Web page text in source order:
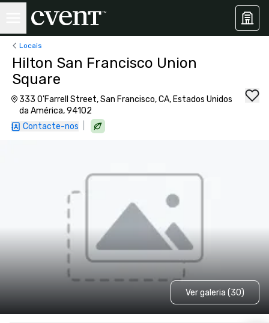
Locais
Hilton San Francisco Union
Square
333 O'Farrell Street, San Francisco, CA, Estados Unidos
da América, 94102
Contacte-nos
Ver galeria (30)